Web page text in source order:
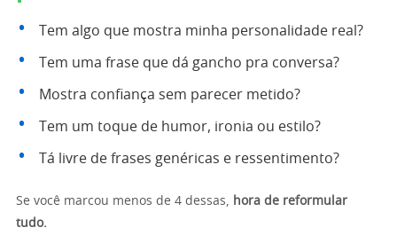
Tem algo que mostra minha personalidade real?
Tem uma frase que dá gancho pra conversa?
Mostra confiança sem parecer metido?
Tem um toque de humor, ironia ou estilo?
Tá livre de frases genéricas e ressentimento?
Se você marcou menos de 4 dessas, hora de reformular
tudo.